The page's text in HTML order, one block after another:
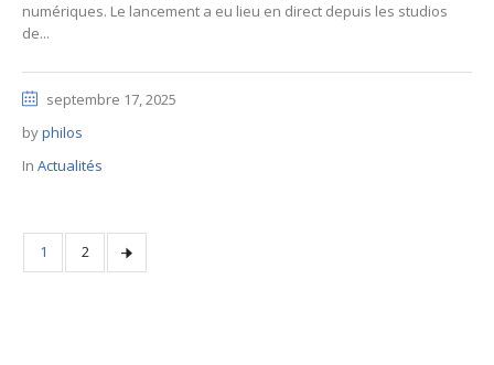
numériques. Le lancement a eu lieu en direct depuis les studios
de...
septembre 17, 2025
byphilos
In Actualités
1 2